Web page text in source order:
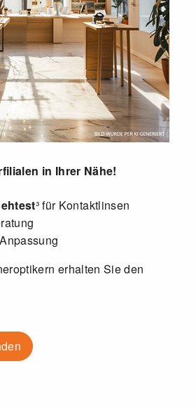
in Ihrer Nähe!
³ für Kontaktlinsen
erhalten Sie den